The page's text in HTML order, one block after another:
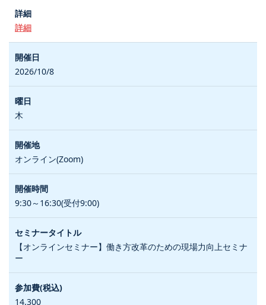
詳細
2026/10/8
木
オンライン(Zoom)
9:30～16:30(受付9:00)
【オンラインセミナー】働き方改革のための現場力向上セミナ
ー
14,300